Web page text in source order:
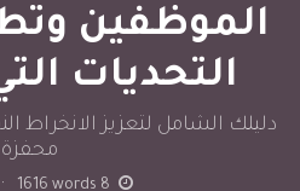
الموظفين
التحديات
دليلك الشامل لتعزيز الانخراط
محفزة
8
· 1616 words